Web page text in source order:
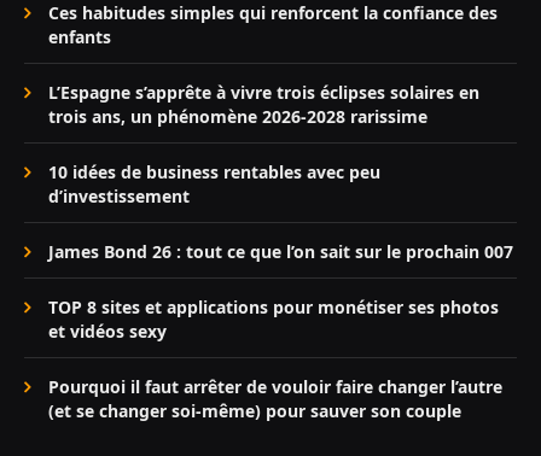
Ces habitudes simples qui renforcent la confiance des
enfants
L’Espagne s’apprête à vivre trois éclipses solaires en
trois ans, un phénomène 2026-2028 rarissime
10 idées de business rentables avec peu
d’investissement
James Bond 26 : tout ce que l’on sait sur le prochain 007
TOP 8 sites et applications pour monétiser ses photos
et vidéos sexy
Pourquoi il faut arrêter de vouloir faire changer l’autre
(et se changer soi-même) pour sauver son couple